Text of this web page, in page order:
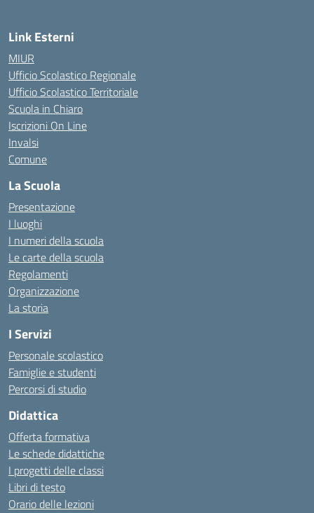
Link Esterni
MIUR
Ufficio Scolastico Regionale
Ufficio Scolastico Territoriale
Scuola in Chiaro
Iscrizioni On Line
Invalsi
Comune
La Scuola
Presentazione
I luoghi
I numeri della scuola
Le carte della scuola
Regolamenti
Organizzazione
La storia
I Servizi
Personale scolastico
Famiglie e studenti
Percorsi di studio
Didattica
Offerta formativa
Le schede didattiche
I progetti delle classi
Libri di testo
Orario delle lezioni